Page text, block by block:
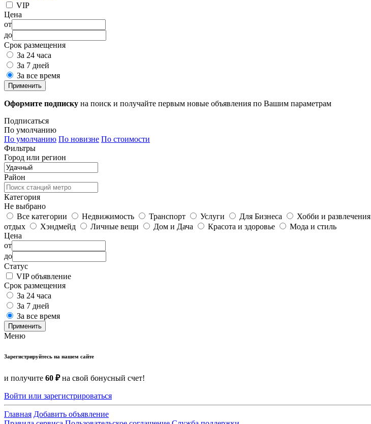
VIP
Цена
от
до
Срок размещения
За 24 часа
За 7 дней
За все время
Применить
Оформите подписку на поиск и получайте первым новые объявления по Вашим параметрам
Подписаться
По умолчанию
По умолчанию По новизне По стоимости
Фильтры
Город или регион
Район
Категория
Не выбрано
Все категории
Недвижимость Транспорт Услуги Для Бизнеса Хобби и развлечения
отдых
Хэндмейд Личные вещи Дом и Дача Красота и здоровье
Мода и стиль
Цена
от
до
Статус
VIP объявление
Срок размещения
За 24 часа
За 7 дней
За все время
Применить
Меню
Зарегистрируйтесь на нашем сайте
и получите 60 ₽на свой бонусный счет!
Войти или зарегистрироваться
Главная Добавить объявление